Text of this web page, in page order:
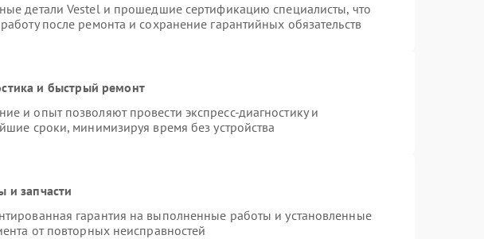
детали Vestel и прошедшие сертификацию специалисты, что
после ремонта и сохранение гарантийных обязательств
и быстрый ремонт
и опыт позволяют провести экспресс-диагностику и
сроки, минимизируя время без устройства
и запчасти
гарантия на выполненные работы и установленные
от повторных неисправностей